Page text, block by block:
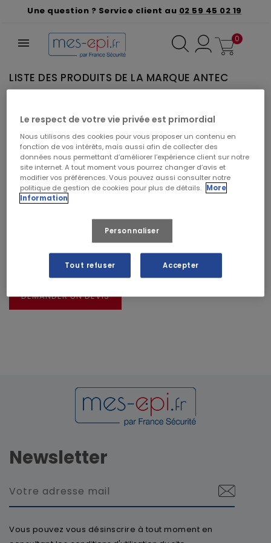
Une question ? Service client au 02 59 45 02 19
0
LISTE DES PRODUITS DE LA MARQUE ANTEC
VEUILLEZ NOUS EXCUSER POUR LE
DÉSAGRÉMENT.
Effectuez une nouvelle recherche
Rechercher vos produits par marque
CRÉER UN DEVIS À PARTIR DE CE PANIER
DEMANDER UN DEVIS
Newsletter
Vous pouvez vous désinscrire à tout moment en
Le respect de votre vie privée est primordial
Nous utilisons des cookies pour vous proposer un contenu en
fonction de vos intérêts, mais aussi afin de collecter des
données nous permettant d’améliorer l’expérience client sur notre
site internet. A tout moment vous pourrez changer d’avis et
modifier vos préférences. Vous pouvez aussi consulter notre
politique de gestion de cookies pour plus de détails. More
Information
Personnaliser
Tout refuser Accepter